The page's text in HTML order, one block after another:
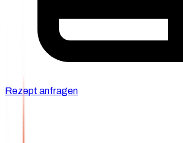
Rezept anfragen